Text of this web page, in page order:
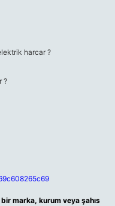
harcar ?
?
marka, kurum veya şahıs